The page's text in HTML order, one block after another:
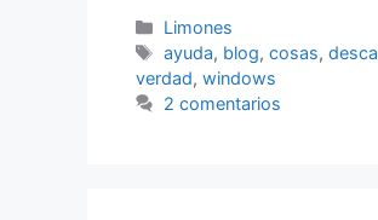
Categorías
Limones
Etiquetas
ayuda, blog,cosas,
verdad, windows
2 comentarios